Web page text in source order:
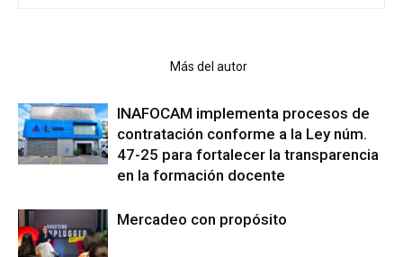
Más del autor
INAFOCAM implementa procesos de
contratación conforme a la Ley núm.
47-25 para fortalecer la transparencia
en la formación docente
Mercadeo con propósito